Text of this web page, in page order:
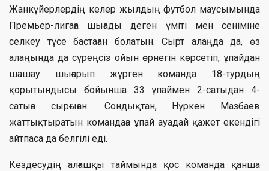
Жанкүйерлердің келер жылдың футбол маусымында
Премьер-лигаға шығады деген үміті мен сеніміне
селкеу түсе бастаған болатын. Сырт алаңда да, өз
алаңында да сүреңсіз ойын өрнегін көрсетіп, ұпайдан
шашау шығарып жүрген команда 18-турдың
қорытындысы бойынша 33 ұпаймен 2-сатыдан 4-
сатыға сырғыған. Сондықтан, Нүркен Мазбаев
жаттықтыратын командаға ұпай ауадай қажет екендігі
айтпаса да белгілі еді.
Кездесудің алғашқы таймында қос команда қанша